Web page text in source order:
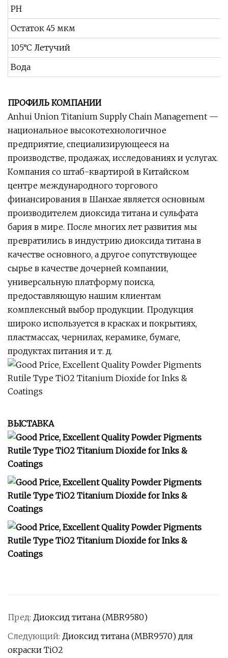
PH
Остаток 45 мкм
105°C Летучий
Вода
ПРОФИЛЬ КОМПАНИИ
Anhui Union Titanium Supply Chain Management —
национальное высокотехнологичное
предприятие, специализирующееся на
производстве, продажах, исследованиях и услугах.
Компания со штаб-квартирой в Китайском
центре международного торгового
финансирования в Шанхае является основным
производителем диоксида титана и сульфата
бария в мире. После многих лет развития мы
превратились в индустрию диоксида титана в
качестве основного, а другое сопутствующее
сырье в качестве дочерней компании,
универсальную платформу поиска,
предоставляющую нашим клиентам
комплексный выбор продукции. Продукция
широко используется в красках и покрытиях,
пластмассах, чернилах, керамике, бумаге,
продуктах питания и т. д.
ВЫСТАВКА
Пред: Диоксид титана (MBR9580)
Следующий: Диоксид титана (MBR9570) для
окраски TiO2